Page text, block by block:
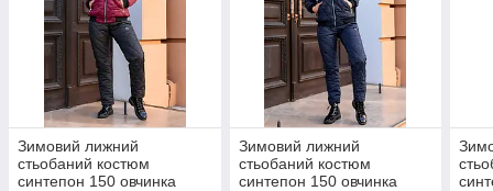
Зимовий лижний
стьобаний костюм
синтепон 150 овчинка
Зимовий лижний
стьобаний костюм
синтепон 150 овчинка